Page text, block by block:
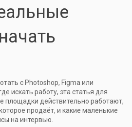
с Photoshop, Figma или
искать работу, эта статья для
площадки действительно работают,
продаёт, и какие маленькие
на интервью.